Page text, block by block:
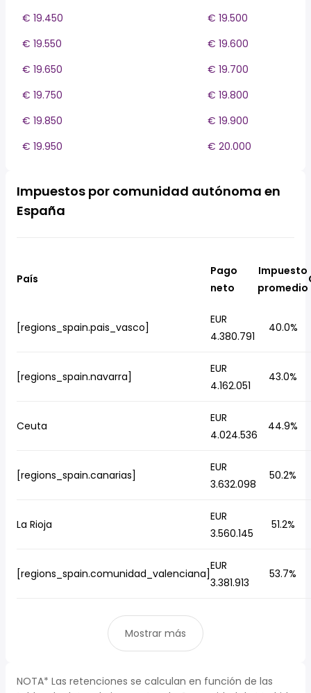
€ 19.450
€ 19.500
€ 19.550
€ 19.600
€ 19.650
€ 19.700
€ 19.750
€ 19.800
€ 19.850
€ 19.900
€ 19.950
€ 20.000
Impuestos por comunidad autónoma en
España
País
Pago
neto
Impuesto
promedio
[regions_spain.pais_vasco]
EUR
4.380.791
40.0%
[regions_spain.navarra]
EUR
4.162.051
43.0%
Ceuta
EUR
4.024.536
44.9%
[regions_spain.canarias]
EUR
3.632.098
50.2%
La Rioja
EUR
3.560.145
51.2%
[regions_spain.comunidad_valenciana]
EUR
3.381.913
53.7%
Mostrar más
NOTA* Las retenciones se calculan en función de las